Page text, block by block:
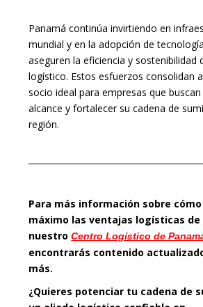
Panamá continúa invirtiendo en
mundial y en la adopción de
aseguren la eficiencia y sostenibilidad
logístico. Estos esfuerzos consolidan
socio ideal para empresas que
alcance y fortalecer su cadena de
región.
Para más información sobre
máximo las ventajas logísticas de
nuestro Centro Logístico de
encontrarás contenido
más.
¿Quieres potenciar tu cadena de